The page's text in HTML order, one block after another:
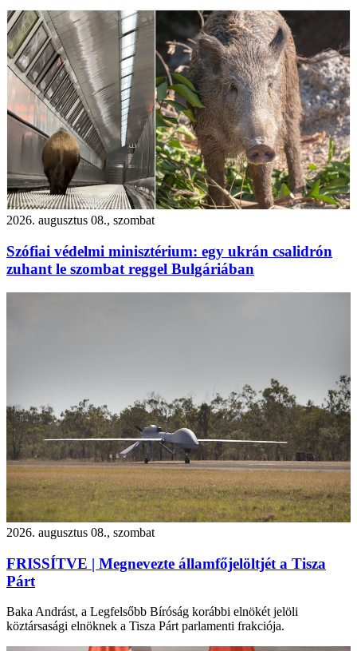
2026. augusztus 08., szombat
Szófiai védelmi minisztérium: egy ukrán csalidrón
zuhant le szombat reggel Bulgáriában
2026. augusztus 08., szombat
FRISSÍTVE | Megnevezte államfőjelöltjét a Tisza
Párt
Baka Andrást, a Legfelsőbb Bíróság korábbi elnökét jelöli
köztársasági elnöknek a Tisza Párt parlamenti frakciója.